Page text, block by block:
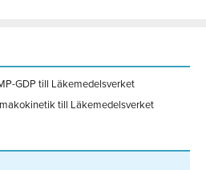
GDP till Läkemedelsverket
till Läkemedelsverket